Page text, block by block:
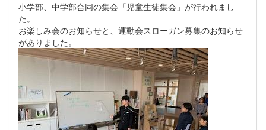
小学部、中学部合同の集会「児童生徒集会」が行われまし
た。
お楽しみ会のお知らせと、運動会スローガン募集のお知らせ
がありました。